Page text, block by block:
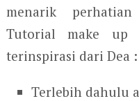
menarik
Tutorial make up
terinspirasi dari Dea :
Terlebih dahulu